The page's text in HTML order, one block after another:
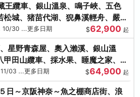
王纜車、銀山溫泉、鳴子峽、五色
城、猪苗代湖、猊鼻溪輕舟、嚴美
30 ...更多日期 $62,900 起
星野青森屋、奧入瀨溪、銀山溫
田山纜車、採水果、睡魔之家、法
03 ...更多日期 $64,900 起
日～京阪神奈～魚之棚商店街、浪